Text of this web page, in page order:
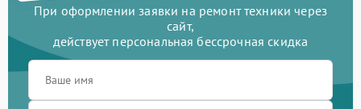
При оформлении заявки на ремонт техники через
сайт,
действует персональная бессрочная скидка